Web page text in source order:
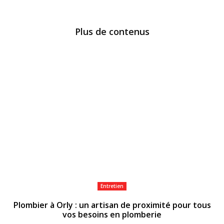
Plus de contenus
Entretien
Plombier à Orly : un artisan de proximité pour tous
vos besoins en plomberie